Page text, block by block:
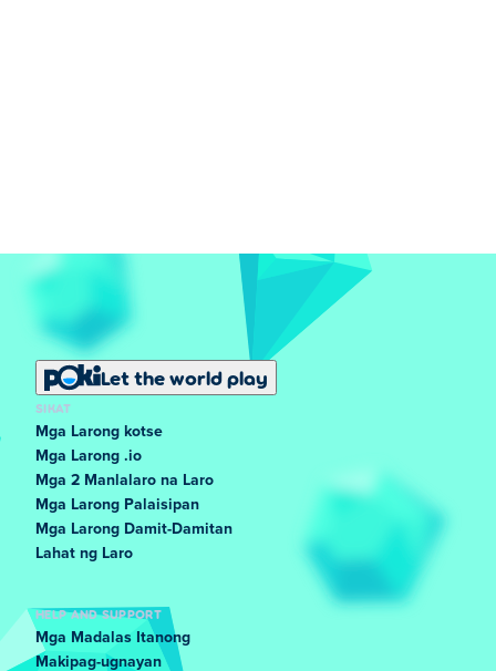
Let the world play
SIKAT
Mga Larong kotse
Mga Larong .io
Mga 2 Manlalaro na Laro
Mga Larong Palaisipan
Mga Larong Damit-Damitan
Lahat ng Laro
HELP AND SUPPORT
Mga Madalas Itanong
Makipag-ugnayan